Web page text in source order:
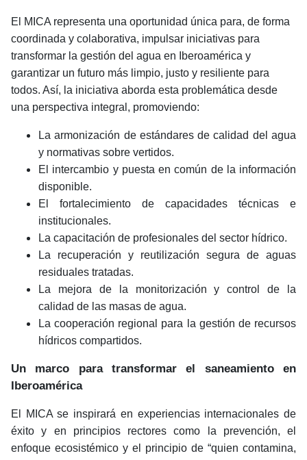
El MICA representa una oportunidad única para, de forma
coordinada y colaborativa, impulsar iniciativas para
transformar la gestión del agua en Iberoamérica y
garantizar un futuro más limpio, justo y resiliente para
todos. Así, la iniciativa aborda esta problemática desde
una perspectiva integral, promoviendo:
La armonización de estándares de calidad del agua
y normativas sobre vertidos.
El intercambio y puesta en común de la información
disponible.
El fortalecimiento de capacidades técnicas e
institucionales.
La capacitación de profesionales del sector hídrico.
La recuperación y reutilización segura de aguas
residuales tratadas.
La mejora de la monitorización y control de la
calidad de las masas de agua.
La cooperación regional para la gestión de recursos
hídricos compartidos.
Un marco para transformar el saneamiento en
Iberoamérica
El MICA se inspirará en experiencias internacionales de
éxito y en principios rectores como la prevención, el
enfoque ecosistémico y el principio de “quien contamina,